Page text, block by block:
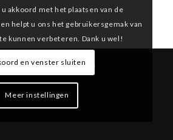
-Enfold Theme by Kriesi
akkoord met het plaatsen van de
helpt u ons het gebruikersgemak van
kunnen verbeteren. Dank u wel!
en venster sluiten
Meer instellingen